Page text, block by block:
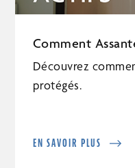
Comment
Découvrez
protégés.
EN SAVOIR PLUS